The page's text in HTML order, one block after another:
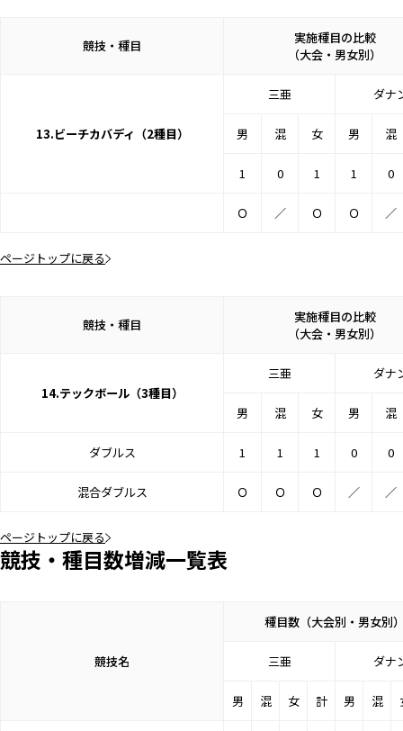
競技・種目
実施種目の比較
（大会・男女別）
13.ビーチカバディ（2種目）
三亜 ダナ
男 混 女 男 混
1 0 1 1 0
Ｏ ／ Ｏ Ｏ ／
ページトップに戻る
競技・種目
実施種目の比較
（大会・男女別）
14.テックボール（3種目）
三亜 ダナ
男 混 女 男 混
ダブルス 1 1 1 0 0
混合ダブルス Ｏ Ｏ Ｏ ／ ／
ページトップに戻る
競技・種目数増減一覧表
競技名
種目数（大会別・男女別
三亜 ダナ
男 混 女 計 男 混